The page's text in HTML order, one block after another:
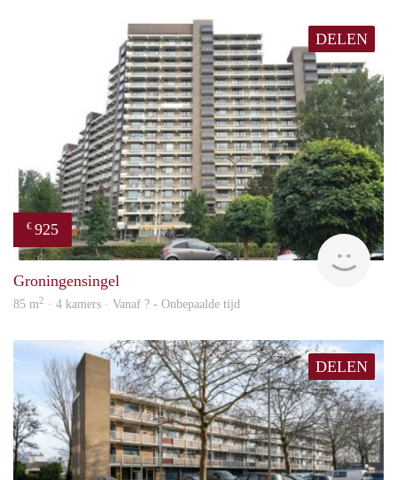
DELEN
€ 925
Groningensingel
85 m2 · 4 kamers · Vanaf ? - Onbepaalde tijd
DELEN